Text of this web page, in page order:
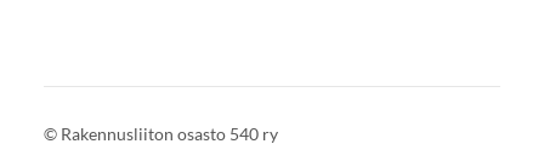
© Rakennusliiton osasto 540 ry